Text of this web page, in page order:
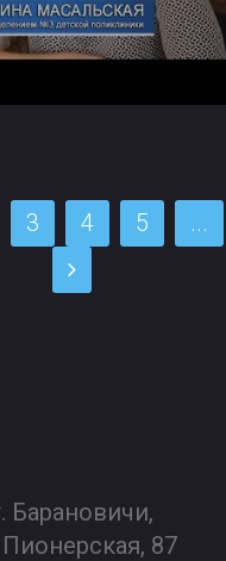
3 4 5 ...
Барановичи,
Пионерская, 87